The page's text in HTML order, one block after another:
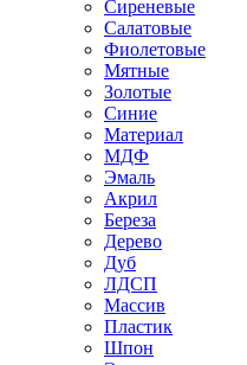
Сиреневые
Салатовые
Фиолетовые
Мятные
Золотые
Синие
Материал
МДФ
Эмаль
Акрил
Береза
Дерево
Дуб
ЛДСП
Массив
Пластик
Шпон